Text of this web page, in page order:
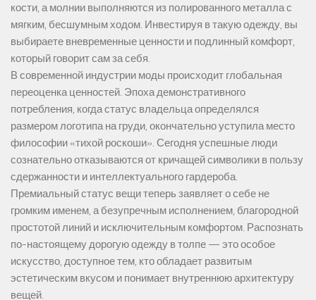
кости, а молнии выполняются из полированного металла с
мягким, бесшумным ходом. Инвестируя в такую одежду, вы
выбираете вневременные ценности и подлинный комфорт,
который говорит сам за себя.
В современной индустрии моды происходит глобальная
переоценка ценностей. Эпоха демонстративного
потребления, когда статус владельца определялся
размером логотипа на груди, окончательно уступила место
философии «тихой роскоши». Сегодня успешные люди
сознательно отказываются от кричащей символики в пользу
сдержанности и интеллектуального гардероба.
Премиальный статус вещи теперь заявляет о себе не
громким именем, а безупречным исполнением, благородной
простотой линий и исключительным комфортом. Распознать
по-настоящему дорогую одежду в толпе — это особое
искусство, доступное тем, кто обладает развитым
эстетическим вкусом и понимает внутреннюю архитектуру
вещей.